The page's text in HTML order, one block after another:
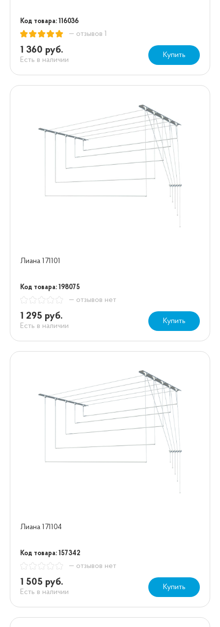
Код товара: 116036
— отзывов 1
1 360 руб.
Есть в наличии
Купить
Лиана 171101
Код товара: 198075
— отзывов нет
1 295 руб.
Есть в наличии
Купить
Лиана 171104
Код товара: 157342
— отзывов нет
1 505 руб.
Есть в наличии
Купить